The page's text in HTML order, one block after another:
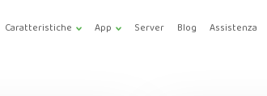
Caratteristiche App Server Blog Assistenza